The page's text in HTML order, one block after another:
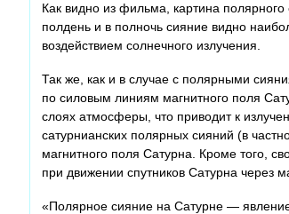
Как видно из фильма, картина
полдень и в полночь сияние видно
воздействием солнечного излучения.
Так же, как и в случае с полярными
по силовым линиям магнитного поля
слоях атмосферы, что приводит к
сатурнианских полярных сияний (в
магнитного поля Сатурна. Кроме того,
при движении спутников Сатурна через
«Полярное сияние на Сатурне —